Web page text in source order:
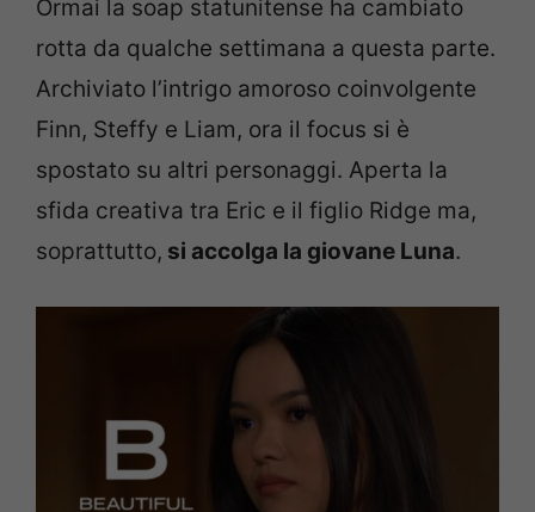
Ormai la soap statunitense ha cambiato
rotta da qualche settimana a questa parte.
Archiviato l’intrigo amoroso coinvolgente
Finn, Steffy e Liam, ora il focus si è
spostato su altri personaggi. Aperta la
sfida creativa tra Eric e il figlio Ridge ma,
soprattutto, si accolga la giovane Luna.